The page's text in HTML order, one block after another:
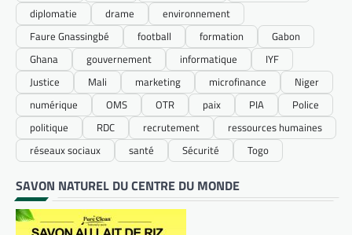
diplomatie
drame
environnement
Faure Gnassingbé
football formation
Gabon
Ghana
gouvernement informatique
IYF
Justice
Mali marketing microfinance
Niger
numérique
OMS OTR paix PIA
Police
politique
RDC recrutement
ressources humaines
réseaux sociaux
santé Sécurité Togo
SAVON NATUREL DU CENTRE DU MONDE